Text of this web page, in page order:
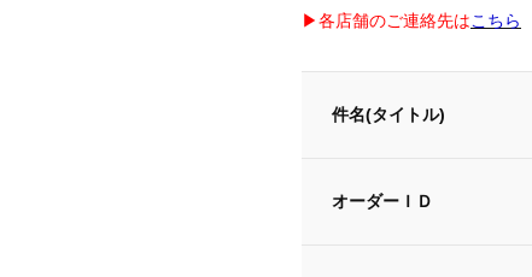
▶各店舗のご連絡先はこちら
件名(タイトル)
オーダーＩＤ